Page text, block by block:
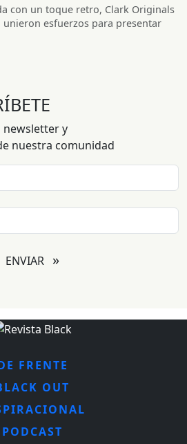
con un toque retro, Clark Originals
unieron esfuerzos para presentar
y
nuestra comunidad
ENVIAR »
FRENTE
OUT
PODCAST